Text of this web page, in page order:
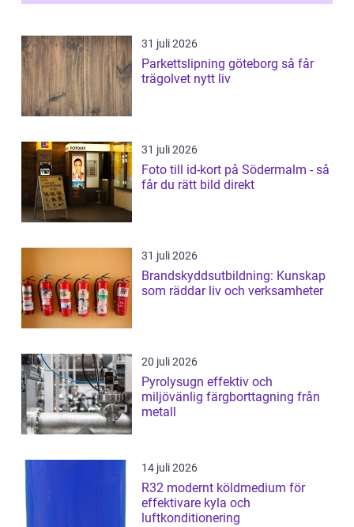
31 juli 2026
Parkettslipning göteborg så får
trägolvet nytt liv
31 juli 2026
Foto till id-kort på Södermalm - så
får du rätt bild direkt
31 juli 2026
Brandskyddsutbildning: Kunskap
som räddar liv och verksamheter
20 juli 2026
Pyrolysugn effektiv och
miljövänlig färgborttagning från
metall
14 juli 2026
R32 modernt köldmedium för
effektivare kyla och
luftkonditionering